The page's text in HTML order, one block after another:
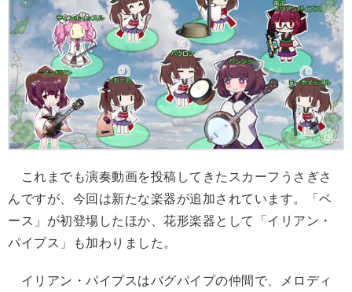
これまでも演奏動画を投稿してきたスカーフうさぎさ
んですが、今回は新たな楽器が追加されています。「ベ
ース」が初登場したほか、花形楽器として「イリアン・
パイプス」も加わりました。
イリアン・パイプスはバグパイプの仲間で、メロディ